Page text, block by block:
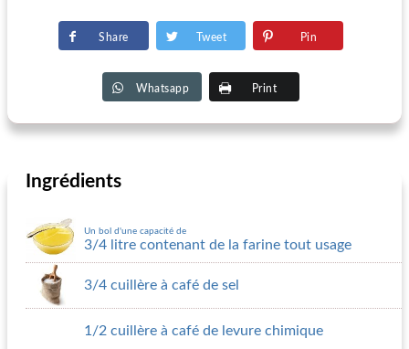
Share Tweet Pin
Whatsapp Print
Ingrédients
Un bol d'une capacité de
3/4 litre contenant de la farine tout usage
3/4 cuillère à café de sel
1/2 cuillère à café de levure chimique